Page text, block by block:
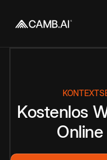
Kostenlos
Online